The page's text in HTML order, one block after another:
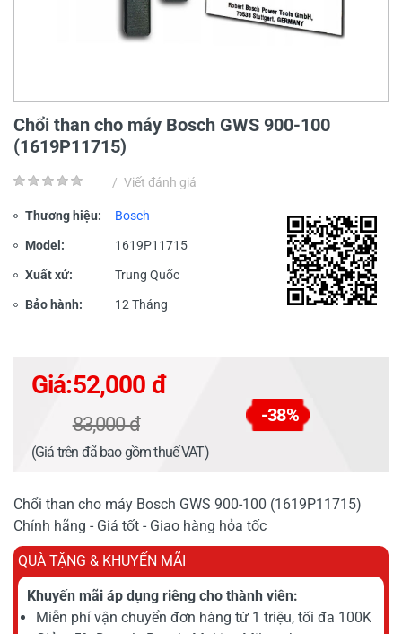
Chổi than cho máy Bosch GWS 900-100
(1619P11715)
/ Viết đánh giá
Thương hiệu: Bosch
Model: 1619P11715
Xuất xứ: Trung Quốc
Bảo hành: 12 Tháng
Giá:52,000 đ
83,000 đ -38%
(Giá trên đã bao gồm thuế VAT)
Chổi than cho máy Bosch GWS 900-100 (1619P11715)
Chính hãng - Giá tốt - Giao hàng hỏa tốc
QUÀ TẶNG & KHUYẾN MÃI
Khuyến mãi áp dụng riêng cho thành viên:
Miễn phí vận chuyển đơn hàng từ 1 triệu, tối đa 100K